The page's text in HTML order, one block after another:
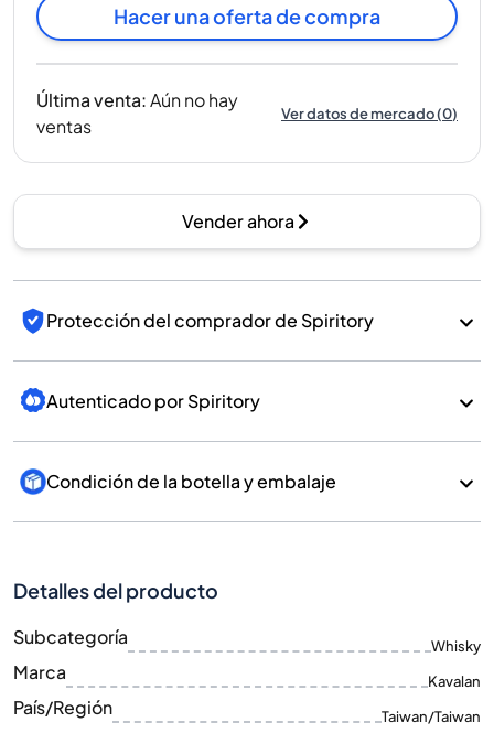
Hacer una oferta de compra
Última venta:Aún no hay
ventas
Ver datos de mercado(0)
Vender ahora
Protección del comprador de Spiritory
Autenticado por Spiritory
Condición de la botella y embalaje
Detalles del producto
Subcategoría Whisky
Marca Kavalan
País/Región Taiwan/Taiwan